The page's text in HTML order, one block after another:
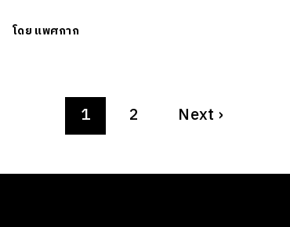
โดย แพศกาก
1 2 Next ›